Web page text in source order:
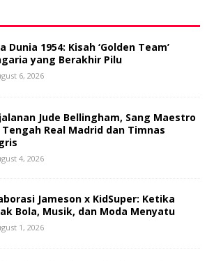
Dunia 1954: Kisah ‘Golden Team’
yang Berakhir Pilu
6, 2026
Jude Bellingham, Sang Maestro
Tengah Real Madrid dan Timnas
4, 2026
Jameson x KidSuper: Ketika
Bola, Musik, dan Moda Menyatu
1, 2026